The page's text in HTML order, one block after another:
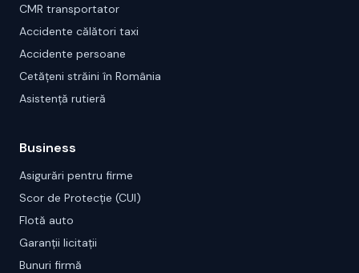
CMR transportator
Accidente călători taxi
Accidente persoane
Cetățeni străini în România
Asistență rutieră
Business
Asigurări pentru firme
Scor de Protecție (CUI)
Flotă auto
Garanții licitații
Bunuri firmă